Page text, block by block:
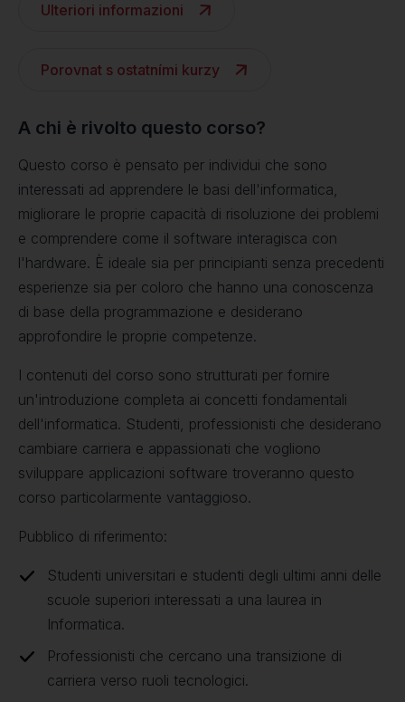
Ulteriori informazioni
Porovnat s ostatními kurzy
A chi è rivolto questo corso?
Questo corso è pensato per individui che sono
interessati ad apprendere le basi dell'informatica,
migliorare le proprie capacità di risoluzione dei problemi
e comprendere come il software interagisca con
l'hardware. È ideale sia per principianti senza precedenti
esperienze sia per coloro che hanno una conoscenza
di base della programmazione e desiderano
approfondire le proprie competenze.
I contenuti del corso sono strutturati per fornire
un'introduzione completa ai concetti fondamentali
dell'informatica. Studenti, professionisti che desiderano
cambiare carriera e appassionati che vogliono
sviluppare applicazioni software troveranno questo
corso particolarmente vantaggioso.
Pubblico di riferimento:
Studenti universitari e studenti degli ultimi anni delle
scuole superiori interessati a una laurea in
Informatica.
Professionisti che cercano una transizione di
carriera verso ruoli tecnologici.